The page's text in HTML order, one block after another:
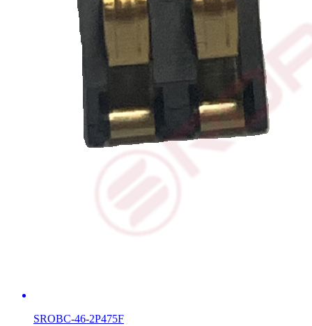
SROBC-46-2P475F